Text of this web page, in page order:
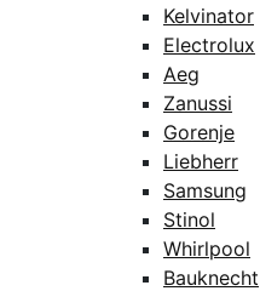
Kelvinator
Electrolux
Aeg
Zanussi
Gorenje
Liebherr
Samsung
Stinol
Whirlpool
Bauknecht